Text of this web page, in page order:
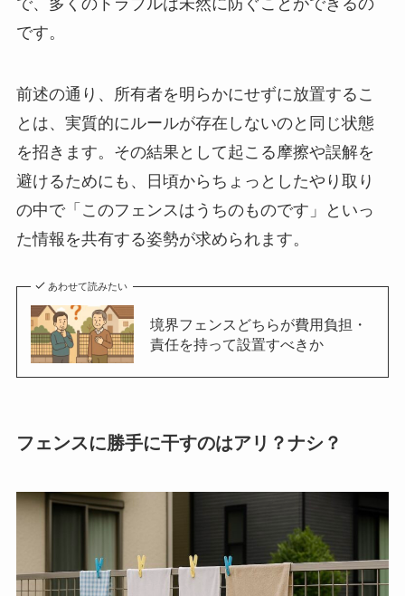
で、多くのトラブルは未然に防ぐことができるの
です。
前述の通り、所有者を明らかにせずに放置するこ
とは、実質的にルールが存在しないのと同じ状態
を招きます。その結果として起こる摩擦や誤解を
避けるためにも、日頃からちょっとしたやり取り
の中で「このフェンスはうちのものです」といっ
た情報を共有する姿勢が求められます。
あわせて読みたい
境界フェンスどちらが費用負担・
責任を持って設置すべきか
フェンスに勝手に干すのはアリ？ナシ？